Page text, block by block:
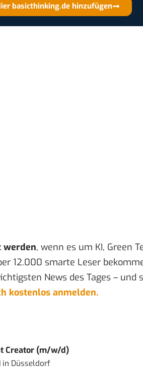
basicthinking.de hinzufügen
werden, wenn es um KI, Green
12.000 smarte Leser
News des Tages – und
kostenlos anmelden.
Creator (m/w/d)
in Düsseldorf